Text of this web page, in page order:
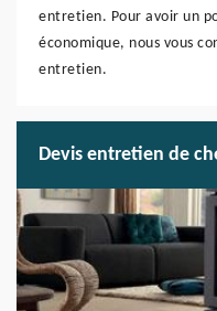
entretien. Pour avoir un
économique, nous vous
entretien.
Devis entretien de